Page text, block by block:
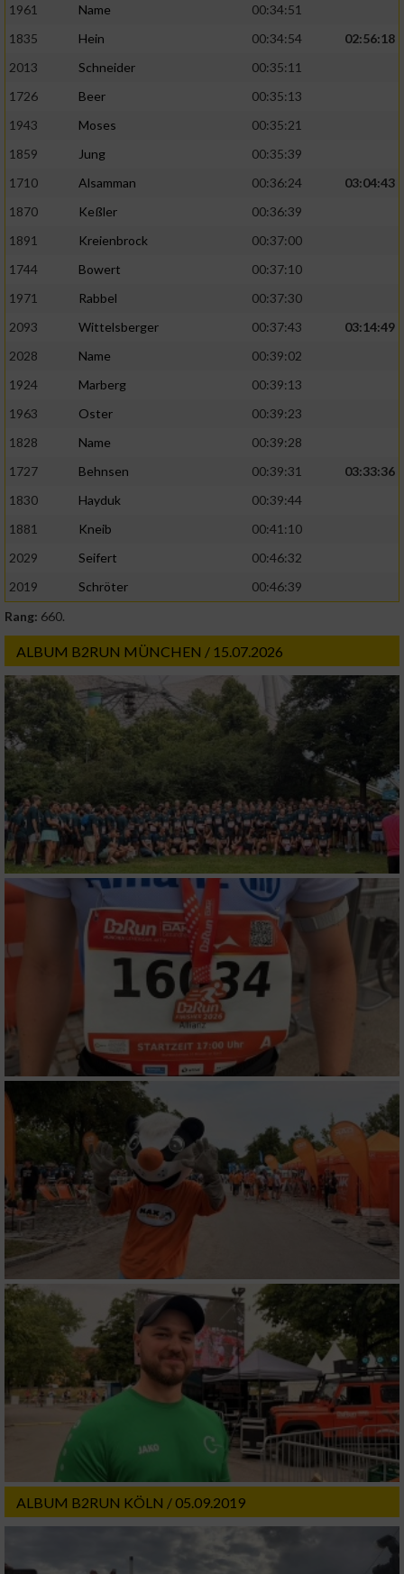
1961
Name
00:34:51
1835
Hein 00:34:54
02:56:18
2013
Schneider
00:35:11
1726
Beer
00:35:13
1943
Moses
00:35:21
1859
Jung
00:35:39
1710
Alsamman 00:36:24
03:04:43
1870
Keßler
00:36:39
1891
Kreienbrock
00:37:00
1744
Bowert
00:37:10
1971
Rabbel
00:37:30
2093
Wittelsberger 00:37:43
03:14:49
2028
Name
00:39:02
1924
Marberg
00:39:13
1963
Oster
00:39:23
1828
Name
00:39:28
1727
Behnsen 00:39:31
03:33:36
1830
Hayduk
00:39:44
1881
Kneib
00:41:10
2029
Seifert
00:46:32
2019
Schröter
00:46:39
Rang: 660.
ALBUM B2RUN MÜNCHEN / 15.07.2026
ALBUM B2RUN KÖLN / 05.09.2019
auf einem Endgerät
von Werbeanzeigen
Werbung
personalisierter Werbung
von Inhalten
personalisierter Inhalte
Analyse von Zielgruppen durch Statistiken
verschiedenen Quellen
Verwendung reduzierter Daten zur Auswahl
Verwendung genauer Standortdaten
Geräte anhand von aktiv angeforderten
Informationen identifizieren
Nicht-IAB-Verarbeitungszwecke:
Notwendig
Performance
Funktional